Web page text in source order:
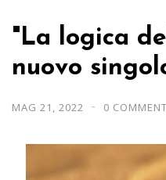
"La logica
nuovo
MAG 21, 2022 0